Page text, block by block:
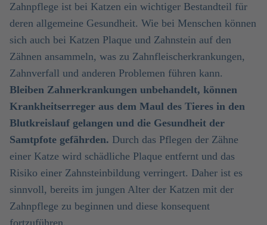
Zahnpflege ist bei Katzen ein wichtiger Bestandteil für
deren allgemeine Gesundheit. Wie bei Menschen können
sich auch bei Katzen Plaque und Zahnstein auf den
Zähnen ansammeln, was zu Zahnfleischerkrankungen,
Zahnverfall und anderen Problemen führen kann.
Bleiben Zahnerkrankungen unbehandelt, können
Krankheitserreger aus dem Maul des Tieres in den
Blutkreislauf gelangen und die Gesundheit der
Samtpfote gefährden. Durch das Pflegen der Zähne
einer Katze wird schädliche Plaque entfernt und das
Risiko einer Zahnsteinbildung verringert. Daher ist es
sinnvoll, bereits im jungen Alter der Katzen mit der
Zahnpflege zu beginnen und diese konsequent
fortzuführen.